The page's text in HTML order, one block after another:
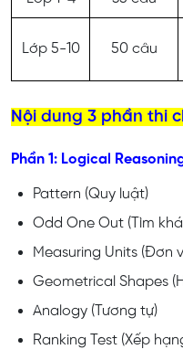
Lớp 5-10 50 câu
Nội dung 3 phần thi
Phần 1: Logical
Pattern (Quy luật)
Odd One Out (Tìm
Measuring Units (Đơn
Geometrical Shapes
Analogy (Tương tự)
Ranking Test (Xếp